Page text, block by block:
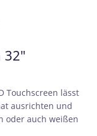
32"
Touchscreen lässt
ausrichten und
oder auch weißen